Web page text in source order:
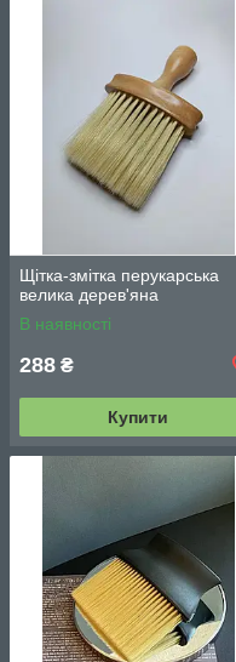
Щітка-змітка перукарська
велика дерев'яна
В наявності
288 ₴
Купити